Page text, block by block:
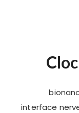
interface